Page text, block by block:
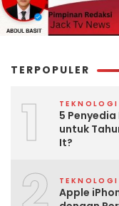
TERPOPULER
1 TEKNOLOGI
5
untuk
It?
TEKNOLOGI
Apple